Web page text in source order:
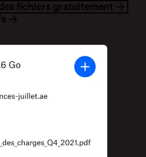
fichiers gratuitement